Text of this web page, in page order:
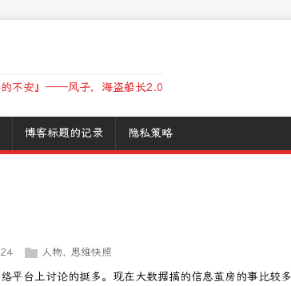
的不安』——风子，海盗船长2.0
博客标题的记录 隐私策略
人物 , 思维快照
平台上讨论的挺多。现在大数据搞的信息茧房的事比较